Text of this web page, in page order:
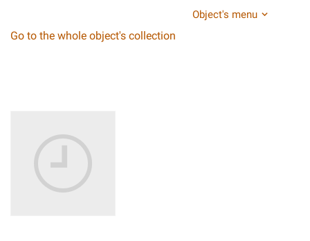
Object's menu
Go to the whole object's collection